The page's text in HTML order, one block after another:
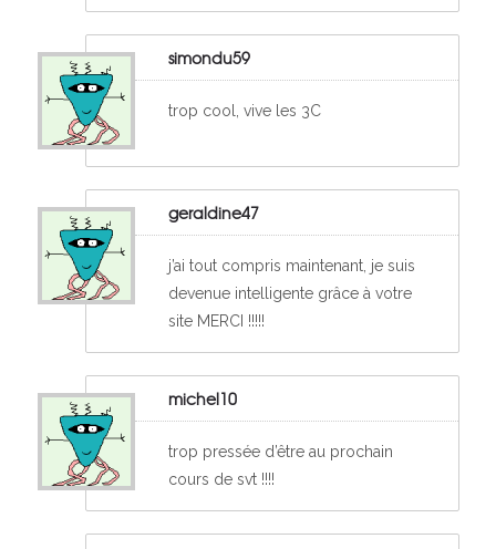
simondu59
trop cool, vive les 3C
geraldine47
j’ai tout compris maintenant, je suis
devenue intelligente grâce à votre
site MERCI !!!!!
michel10
trop pressée d’être au prochain
cours de svt !!!!